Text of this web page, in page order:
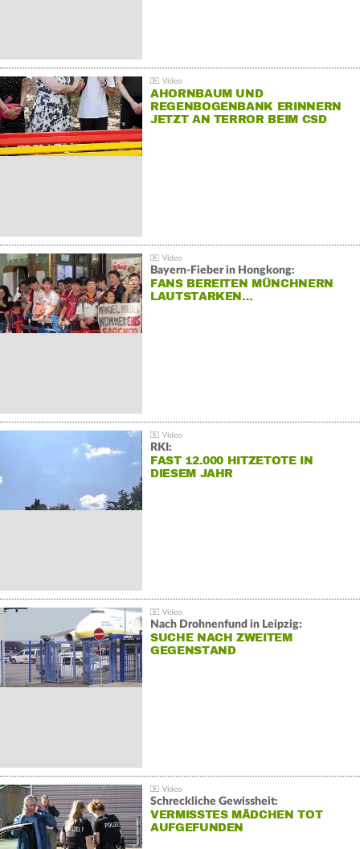
AHORNBAUM UND
REGENBOGENBANK ERINNERN
JETZT AN TERROR BEIM CSD
Bayern-Fieber in Hongkong:
FANS BEREITEN MÜNCHNERN
LAUTSTARKEN…
RKI:
FAST 12.000 HITZETOTE IN
DIESEM JAHR
Nach Drohnenfund in Leipzig:
SUCHE NACH ZWEITEM
GEGENSTAND
Schreckliche Gewissheit:
VERMISSTES MÄDCHEN TOT
AUFGEFUNDEN